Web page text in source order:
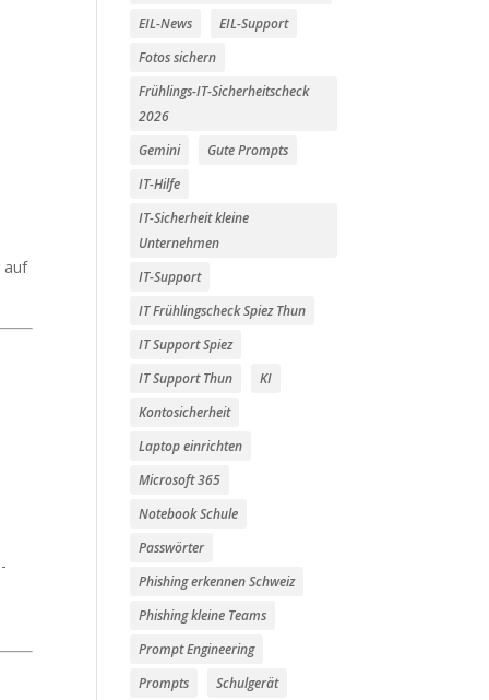
auf
EIL-News
EIL-Support
Fotos sichern
Frühlings-IT-Sicherheitscheck
2026
Gemini
Gute Prompts
IT-Hilfe
IT-Sicherheit kleine
Unternehmen
IT-Support
IT Frühlingscheck Spiez Thun
IT Support Spiez
IT Support Thun
KI
Kontosicherheit
Laptop einrichten
Microsoft 365
Notebook Schule
Passwörter
Phishing erkennen Schweiz
Phishing kleine Teams
Prompt Engineering
Prompts
Schulgerät